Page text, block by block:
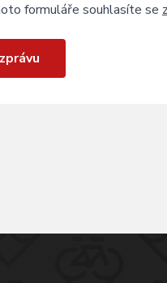
formuláře souhlasíte se